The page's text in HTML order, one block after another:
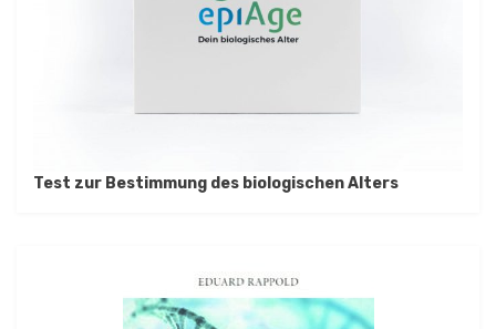
Test zur Bestimmung des biologischen Alters